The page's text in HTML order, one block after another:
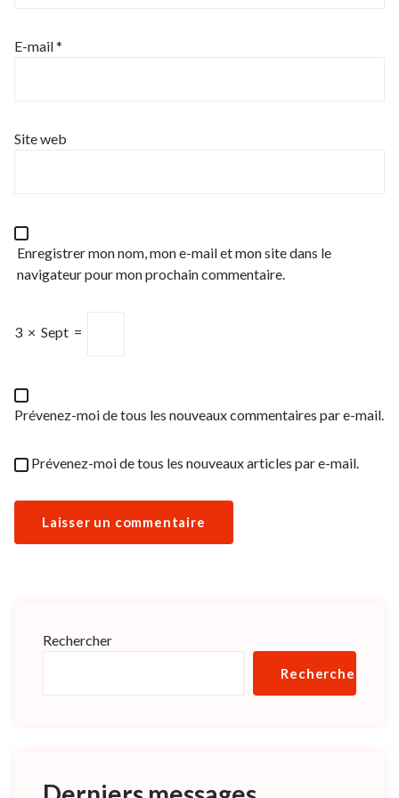
E-mail*
Site web
Enregistrer mon nom, mon e-mail et mon site dans le
navigateur pour mon prochain commentaire.
3 × Sept =
Prévenez-moi de tous les nouveaux commentaires par e-mail.
Prévenez-moi de tous les nouveaux articles par e-mail.
Rechercher
Rechercher